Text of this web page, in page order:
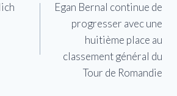
Egan Bernal continue de
progresser avec une
huitième place au
classement général du
Tour de Romandie